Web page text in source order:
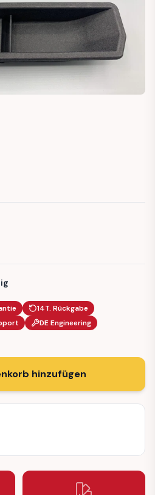
ALFETTA GT GTV MASERATI
MONTREAL ALFETTA GT GTV
14T. Rückgabe
DE Engineering
hinzufügen